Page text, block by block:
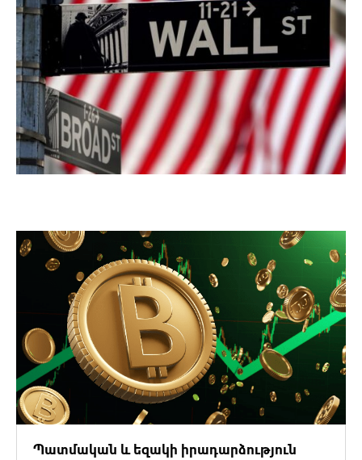
Պատմական և եզակի իրադարձություն